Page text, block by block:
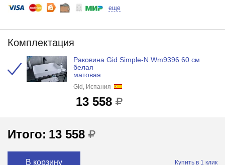
еще
Комплектация
Раковина Gid Simple-N Wm9396 60 см
белая
матовая
Gid, Испания
13 558
Итого: 13 558
В корзину Купить в 1 клик